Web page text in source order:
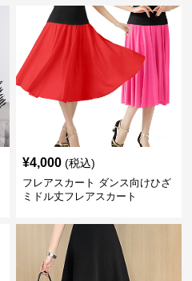
¥4,000 (税込)
フレアスカート ダンス向けひざ
ミドル丈フレアスカート